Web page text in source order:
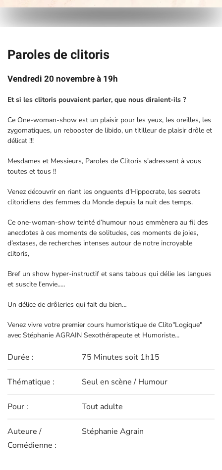
Paroles de clitoris
Vendredi 20 novembre à 19h
Et si les clitoris pouvaient parler, que nous diraient-ils ?
Ce One-woman-show est un plaisir pour les yeux, les oreilles, les
zygomatiques, un rebooster de libido, un titilleur de plaisir drôle et
délicat !!!
Mesdames et Messieurs, Paroles de Clitoris s'adressent à vous
toutes et tous !!
Venez découvrir en riant les onguents d'Hippocrate, les secrets
clitoridiens des femmes du Monde depuis la nuit des temps.
Ce one-woman-show teinté d’humour nous emmènera au fil des
anecdotes à ces moments de solitudes, ces moments de joies,
d’extases, de recherches intenses autour de notre incroyable
clitoris,
Bref un show hyper-instructif et sans tabous qui délie les langues
et suscite l'envie..…
Un délice de drôleries qui fait du bien…
Venez vivre votre premier cours humoristique de Clito"Logique"
avec Stéphanie AGRAIN Sexothérapeute et Humoriste...
Durée : 75 Minutes soit 1h15
Thématique : Seul en scène / Humour
Pour : Tout adulte
Auteure /
Comédienne :
Stéphanie Agrain